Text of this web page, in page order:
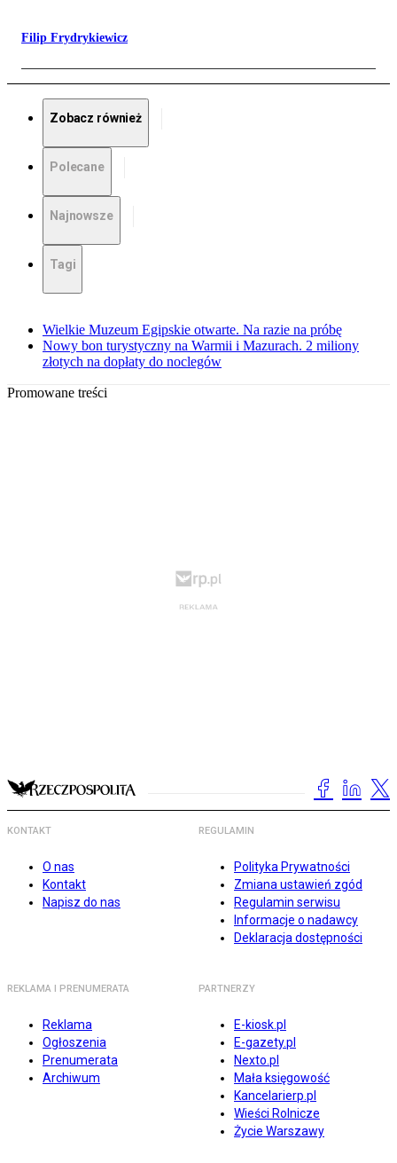
Filip Frydrykiewicz
Zobacz również
Polecane
Najnowsze
Tagi
Wielkie Muzeum Egipskie otwarte. Na razie na próbę
Nowy bon turystyczny na Warmii i Mazurach. 2 miliony
złotych na dopłaty do noclegów
Promowane treści
KONTAKT
O nas
Kontakt
Napisz do nas
REGULAMIN
Polityka Prywatności
Zmiana ustawień zgód
Regulamin serwisu
Informacje o nadawcy
Deklaracja dostępności
REKLAMA I PRENUMERATA
Reklama
Ogłoszenia
Prenumerata
Archiwum
PARTNERZY
E-kiosk.pl
E-gazety.pl
Nexto.pl
Mała księgowość
Kancelarierp.pl
Wieści Rolnicze
Życie Warszawy